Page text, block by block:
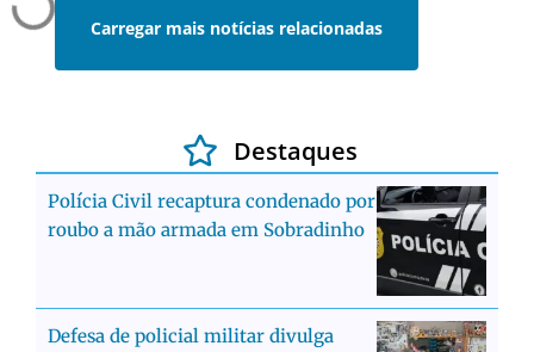
Carregar mais notícias relacionadas
Destaques
Polícia Civil recaptura condenado por
roubo a mão armada em Sobradinho
Defesa de policial militar divulga